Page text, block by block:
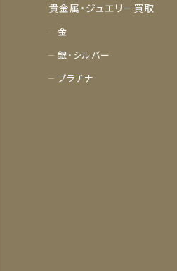
貴金属・ジュエリー買取
金
銀・シルバー
プラチナ